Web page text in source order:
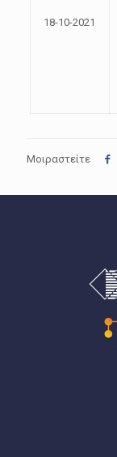
18-10-2021
Μοιραστείτε